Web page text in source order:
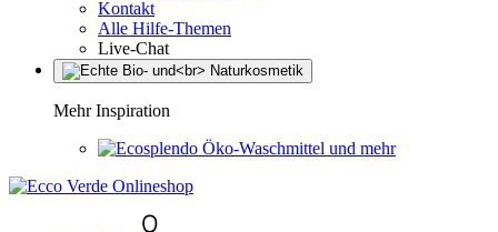
Kontakt
Alle Hilfe-Themen
Live-Chat
Mehr Inspiration
Öko-Waschmittel und mehr